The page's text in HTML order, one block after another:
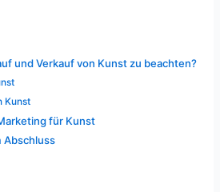
und Verkauf von Kunst zu beachten?
Kunst
für Kunst
Abschluss